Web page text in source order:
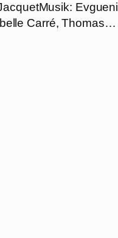
Evgueni
Carré, Thomas…